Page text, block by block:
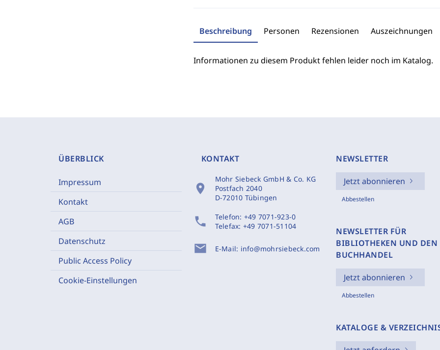
Beschreibung Personen Rezensionen Auszeichnungen
Informationen zu diesem Produkt fehlen leider noch im Katalog.
ÜBERBLICK
Impressum
Kontakt
AGB
Datenschutz
Public Access Policy
Cookie-Einstellungen
KONTAKT
location_on
Mohr Siebeck GmbH & Co. KG
Postfach 2040
D-72010 Tübingen
phone Telefon: +49 7071-923-0
Telefax: +49 7071-51104
mail E-Mail: info@mohrsiebeck.com
NEWSLETTER
Jetzt abonnieren
Abbestellen
NEWSLETTER FÜR
BIBLIOTHEKEN UND DEN
BUCHHANDEL
Jetzt abonnieren
Abbestellen
KATALOGE &